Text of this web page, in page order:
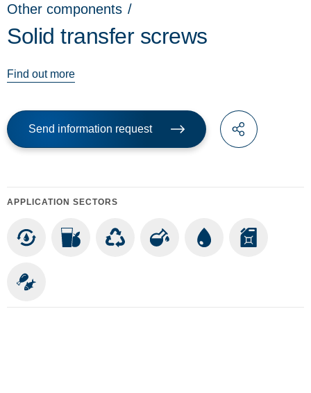
Other components /
Solid transfer screws
Find out more
Send information request
APPLICATION SECTORS